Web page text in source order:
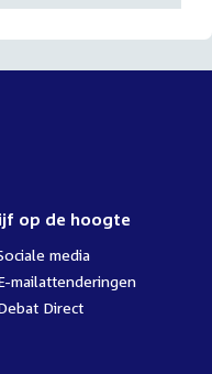
op de hoogte
media
mailattenderingen
Direct